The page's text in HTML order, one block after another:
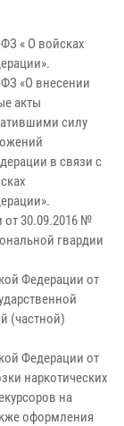
« О войсках
«О внесении
акты
силу
в связи с
от 30.09.2016 №
гвардии
Федерации от
(частной)
Федерации от
наркотических
на
оформления